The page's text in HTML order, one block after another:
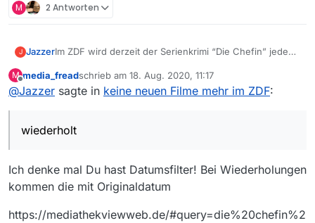
M 2 Antworten
J JazzerIm ZDF wird derzeit der Serienkrimi “Die Chefin” jeden
Juni 2020 der letzte war. Tatsächlich laufen die aber
immer noch und sind in der ZDF-Mediathek abrufbar.
ZDF
Die Chefin
chefin/vergeltung-100.html
M
Offline
media_freadschrieb am 18. Aug. 2020, 11:17
zuletzt editiert von
@Jazzer sagte in keine neuen Filme mehr im ZDF:
wiederholt
Ich denke mal Du hast Datumsfilter! Bei Wiederholungen
kommen die mit Originaldatum
https://mediathekviewweb.de/#query=die%20chefin%2